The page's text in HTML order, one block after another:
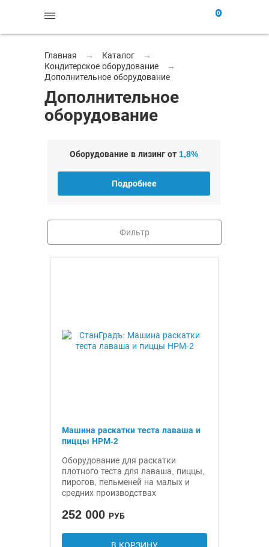
0
Главная → Каталог
→
Кондитерское оборудование
→
Дополнительное оборудование
Дополнительное
оборудование
Оборудование в лизинг от 1,8%
Подробнее
Фильтр
Машина раскатки теста лаваша и
пиццы НРМ-2
Оборудование для раскатки
плотного теста для лаваша, пиццы,
пирогов, пельменей на малых и
средних производствах
252 000 РУБ